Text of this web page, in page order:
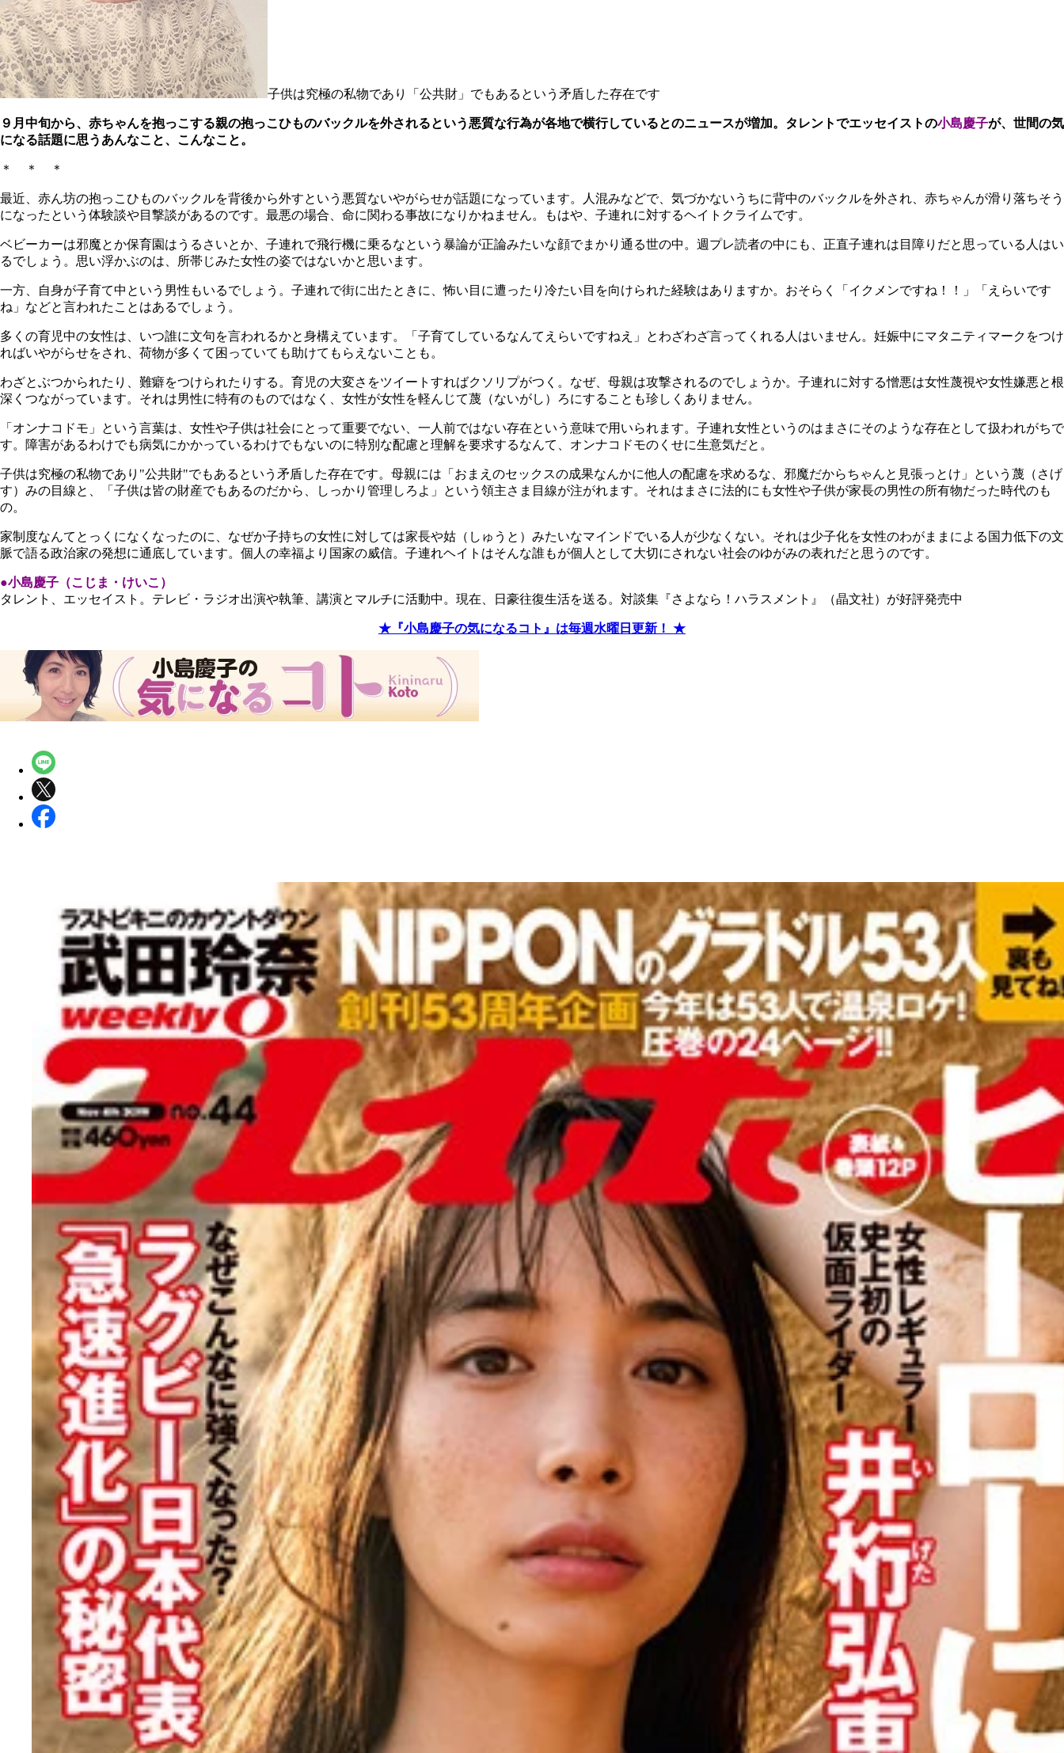
子供は究極の私物であり「公共財」でもあるという矛盾した存在です
９月中旬から、赤ちゃんを抱っこする親の抱っこひものバックルを外されるという悪質な行為が各地で横行しているとのニュースが増加。 タレントでエッセイストの小島慶子が、世間の気
になる話題に思うあんなこと、こんなこと。
＊ ＊ ＊
最近、赤ん坊の抱っこひものバックルを背後から外すという悪質ないやがらせが話題になっています。人混みなどで、気づかないうちに背中のバックルを外され、赤ちゃんが滑り落ちそう
になったという体験談や目撃談があるのです。最悪の場合、命に関わる事故になりかねません。もはや、子連れに対するヘイトクライムです。
ベビーカーは邪魔とか保育園はうるさいとか、子連れで飛行機に乗るなという暴論が正論みたいな顔でまかり通る世の中。週プレ読者の中にも、正直子連れは目障りだと思っている人はい
るでしょう。思い浮かぶのは、所帯じみた女性の姿ではないかと思います。
一方、自身が子育て中という男性もいるでしょう。子連れで街に出たときに、怖い目に遭ったり冷たい目を向けられた経験はありますか。おそらく「イクメンですね！！」「えらいです
ね」などと言われたことはあるでしょう。
多くの育児中の女性は、いつ誰に文句を言われるかと身構えています。「子育てしているなんてえらいですねえ」とわざわざ言ってくれる人はいません。妊娠中にマタニティマークをつけ
ればいやがらせをされ、荷物が多くて困っていても助けてもらえないことも。
わざとぶつかられたり、難癖をつけられたりする。育児の大変さをツイートすればクソリプがつく。なぜ、母親は攻撃されるのでしょうか。子連れに対する憎悪は女性蔑視や女性嫌悪と根
深くつながっています。それは男性に特有のものではなく、女性が女性を軽んじて蔑（ないがし）ろにすることも珍しくありません。
「オンナコドモ」という言葉は、女性や子供は社会にとって重要でない、一人前ではない存在という意味で用いられます。子連れ女性というのはまさにそのような存在として扱われがちで
す。障害があるわけでも病気にかかっているわけでもないのに特別な配慮と理解を要求するなんて、オンナコドモのくせに生意気だと。
子供は究極の私物であり"公共財"でもあるという矛盾した存在です。母親には「おまえのセックスの成果なんかに他人の配慮を求めるな、邪魔だからちゃんと見張っとけ」という蔑（さげ
す）みの目線と、「子供は皆の財産でもあるのだから、しっかり管理しろよ」という領主さま目線が注がれます。それはまさに法的にも女性や子供が家長の男性の所有物だった時代のも
の。
家制度なんてとっくになくなったのに、なぜか子持ちの女性に対しては家長や姑（しゅうと）みたいなマインドでいる人が少なくない。それは少子化を女性のわがままによる国力低下の文
脈で語る政治家の発想に通底しています。個人の幸福より国家の威信。子連れヘイトはそんな誰もが個人として大切にされない社会のゆがみの表れだと思うのです。
●小島慶子（こじま・けいこ）
タレント、エッセイスト。テレビ・ラジオ出演や執筆、講演とマルチに活動中。現在、日豪往復生活を送る。対談集『さよなら！ハラスメント』（晶文社）が好評発売中
★『小島慶子の気になるコト』は毎週水曜日更新！ ★